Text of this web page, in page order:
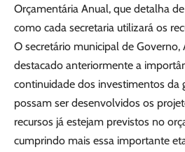
Orçamentária Anual, que detalha
como cada secretaria utilizará os
O secretário municipal de Governo,
destacado anteriormente a
continuidade dos investimentos da
possam ser desenvolvidos os
recursos já estejam previstos no
cumprindo mais essa importante